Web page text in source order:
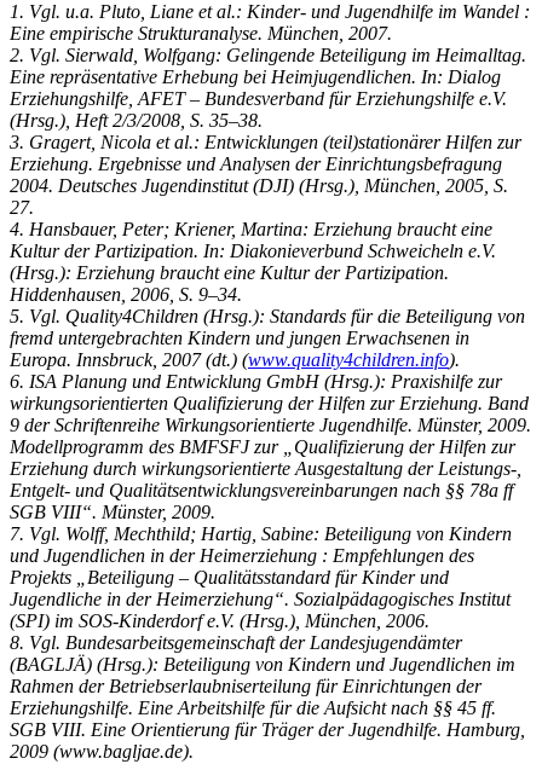
1. Vgl. u.a. Pluto, Liane et al.: Kinder- und Jugendhilfe im Wandel :
Eine empirische Strukturanalyse. München, 2007.
2. Vgl. Sierwald, Wolfgang: Gelingende Beteiligung im Heimalltag.
Eine repräsentative Erhebung bei Heimjugendlichen. In: Dialog
Erziehungshilfe, AFET – Bundesverband für Erziehungshilfe e.V.
(Hrsg.), Heft 2/3/2008, S. 35–38.
3. Gragert, Nicola et al.: Entwicklungen (teil)stationärer Hilfen zur
Erziehung. Ergebnisse und Analysen der Einrichtungsbefragung
2004. Deutsches Jugendinstitut (DJI) (Hrsg.), München, 2005, S.
27.
4. Hansbauer, Peter; Kriener, Martina: Erziehung braucht eine
Kultur der Partizipation. In: Diakonieverbund Schweicheln e.V.
(Hrsg.): Erziehung braucht eine Kultur der Partizipation.
Hiddenhausen, 2006, S. 9–34.
5. Vgl. Quality4Children (Hrsg.): Standards für die Beteiligung von
fremd untergebrachten Kindern und jungen Erwachsenen in
Europa. Innsbruck, 2007 (dt.) (www.quality4children.info).
6. ISA Planung und Entwicklung GmbH (Hrsg.): Praxishilfe zur
wirkungsorientierten Qualifizierung der Hilfen zur Erziehung. Band
9 der Schriftenreihe Wirkungsorientierte Jugendhilfe. Münster, 2009.
Modellprogramm des BMFSFJ zur „Qualifizierung der Hilfen zur
Erziehung durch wirkungsorientierte Ausgestaltung der Leistungs-,
Entgelt- und Qualitätsentwicklungsvereinbarungen nach §§ 78a ff
SGB VIII“. Münster, 2009.
7. Vgl. Wolff, Mechthild; Hartig, Sabine: Beteiligung von Kindern
und Jugendlichen in der Heimerziehung : Empfehlungen des
Projekts „Beteiligung – Qualitätsstandard für Kinder und
Jugendliche in der Heimerziehung“. Sozialpädagogisches Institut
(SPI) im SOS-Kinderdorf e.V. (Hrsg.), München, 2006.
8. Vgl. Bundesarbeitsgemeinschaft der Landesjugendämter
(BAGLJÄ) (Hrsg.): Beteiligung von Kindern und Jugendlichen im
Rahmen der Betriebserlaubniserteilung für Einrichtungen der
Erziehungshilfe. Eine Arbeitshilfe für die Aufsicht nach §§ 45 ff.
SGB VIII. Eine Orientierung für Träger der Jugendhilfe. Hamburg,
2009 (www.bagljae.de).